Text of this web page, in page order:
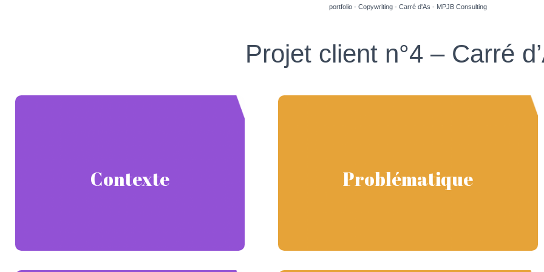
portfolio - Copywriting - Carré d'As - MPJB Consulting
Projet client n°4 – Carré
Contexte
est une agence de tourisme qui organise
Problématique
Le client souhaitait la rédaction d’articles copywrités pour son